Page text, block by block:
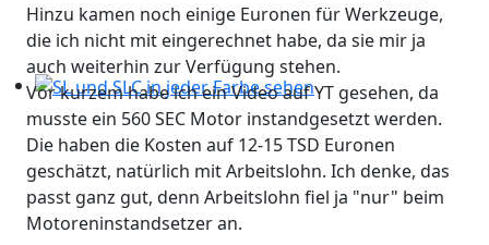
SL und SLC in jeder Farbe sehen
Hinzu kamen noch einige Euronen für Werkzeuge,
die ich nicht mit eingerechnet habe, da sie mir ja
auch weiterhin zur Verfügung stehen.
Vor kurzem habe ich ein Video auf YT gesehen, da
musste ein 560 SEC Motor instandgesetzt werden.
Die haben die Kosten auf 12-15 TSD Euronen
geschätzt, natürlich mit Arbeitslohn. Ich denke, das
passt ganz gut, denn Arbeitslohn fiel ja "nur" beim
Motoreninstandsetzer an.